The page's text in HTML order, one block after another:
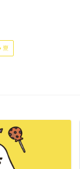
夏